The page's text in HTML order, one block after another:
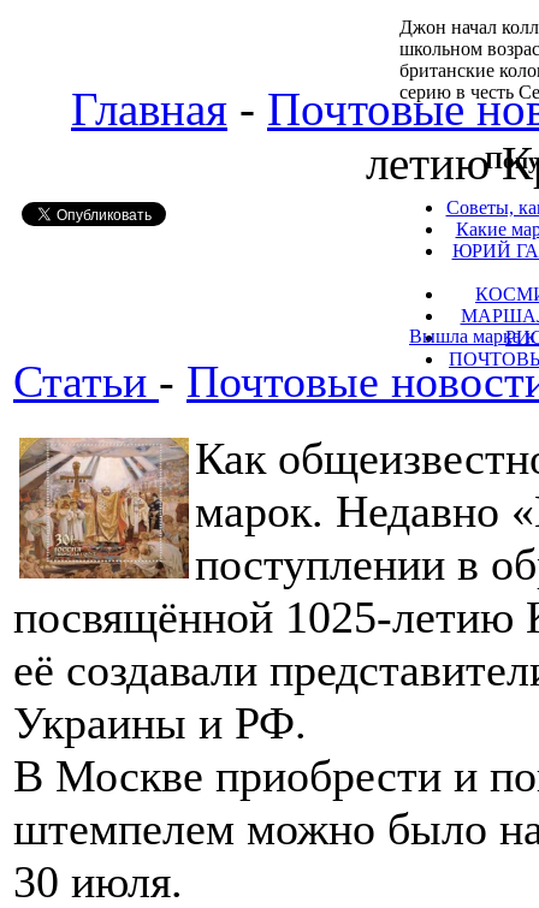
Джон начал
школьном
британские
серию в честь
Советы,
Какие
ЮРИЙ
Главная - Почтовые
летию
Вышла марка к
Статьи - Почтовые
Как
марок. Недавно
поступлении в
посвящённой 1025-летию
её создавали
Украины и РФ.
В Москве приобрести и
штемпелем можно было
30 июля.